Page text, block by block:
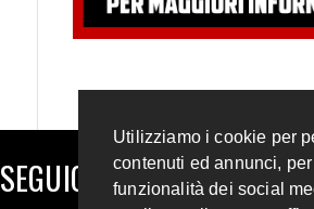
SEGUICI SUI SOCIAL
Utilizziamo i cookie per
contenuti ed annunci,
funzionalità dei social